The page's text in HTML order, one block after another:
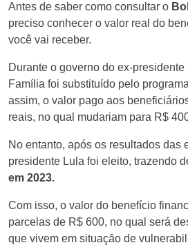
Antes de saber como consultar o
preciso conhecer o valor real do
você vai receber.
Durante o governo do ex-
Família foi substituído pelo
assim, o valor pago aos
reais, no qual mudariam para R$
No entanto, após os resultados das
presidente Lula foi eleito, trazendo
em 2023.
Com isso, o valor do benefício
parcelas de R$ 600, no qual será
que vivem em situação de